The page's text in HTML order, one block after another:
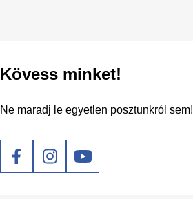
Kövess minket!
Ne maradj le egyetlen posztunkról sem!
Social